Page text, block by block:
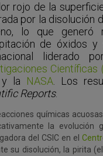
rojo de la
por la disolución
lo que
de óxidos y
liderado
Científicas
y la NASA. Los
Reports.
químicas
la evolución
del CSIC en el
su disolución, la pirita